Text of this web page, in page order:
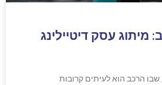
מיתוג עסק דיטיילינג
שבו הרכב הוא לעיתים קרובות